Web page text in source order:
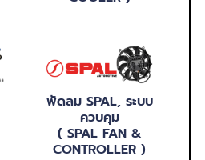
พัดลม SPAL, ระบบ
ควบคุม
( SPAL FAN &
CONTROLLER )